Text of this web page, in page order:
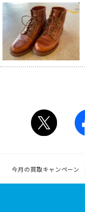
今月の買取キャンペーン